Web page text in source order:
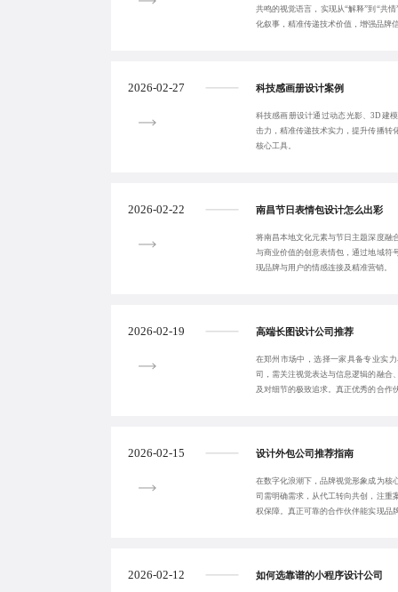
共鸣的视觉语言，实现从“解释”到“共
化叙事，精准传递技术价值，增强品牌
2026-02-27 科技感画册设计案例
科技感画册设计通过动态光影、3D建
击力，精准传递技术实力，提升传播转
核心工具。
2026-02-22 南昌节日表情包设计怎么出彩
将南昌本地文化元素与节日主题深度融
与商业价值的创意表情包，通过地域符
现品牌与用户的情感连接及精准营销。
2026-02-19 高端长图设计公司推荐
在郑州市场中，选择一家具备专业实
司，需关注视觉表达与信息逻辑的融合
及对细节的极致追求。真正优秀的合作
2026-02-15 设计外包公司推荐指南
在数字化浪潮下，品牌视觉形象成为核
司需明确需求，从代工转向共创，注重
权保障。真正可靠的合作伙伴能实现品
2026-02-12 如何选靠谱的小程序设计公司